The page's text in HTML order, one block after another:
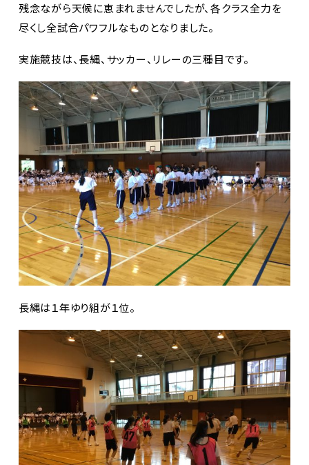
残念ながら天候に恵まれませんでしたが、各クラス全力を
尽くし全試合パワフルなものとなりました。
実施競技は、長縄、サッカー、リレーの三種目です。
長縄は１年ゆり組が１位。